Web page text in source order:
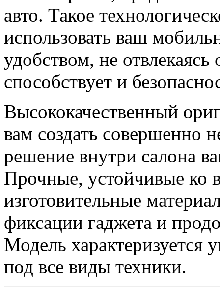
авто. Такое
использовать ваш
удобством, не
способствует и
Высококачественный
вам создать совершенно
решение внутри салона
Прочные, устойчивые ко
изготовительные
фиксации гаджета и
Модель характеризуется
под все виды техники.